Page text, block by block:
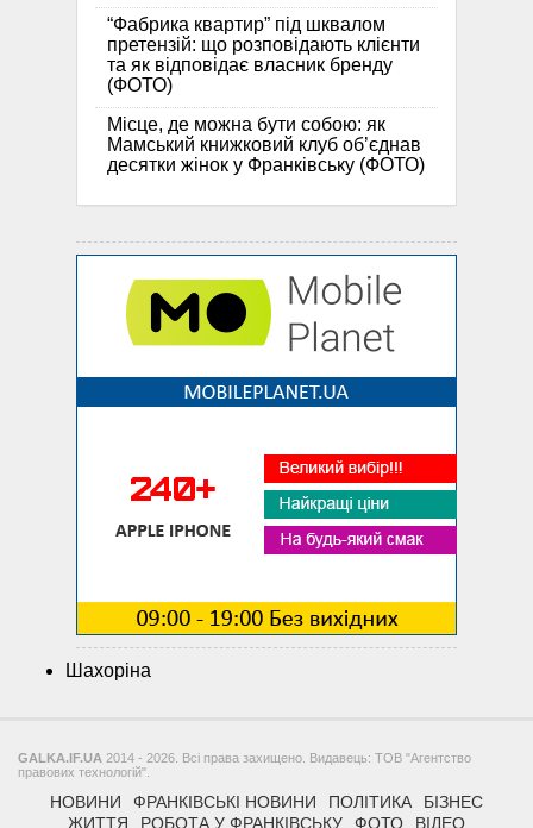
“Фабрика квартир” під шквалом
претензій: що розповідають клієнти
та як відповідає власник бренду
(ФОТО)
Місце, де можна бути собою: як
Мамський книжковий клуб об’єднав
десятки жінок у Франківську (ФОТО)
Шахоріна
GALKA.IF.UA 2014 - 2026. Всі права захищено. Видавець: ТОВ "Агентство
правових технологій".
НОВИНИ ФРАНКІВСЬКІ НОВИНИ ПОЛІТИКА
БІЗНЕС
ЖИТТЯ
РОБОТА У ФРАНКІВСЬКУ ФОТО ВІДЕО